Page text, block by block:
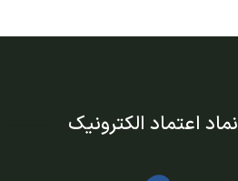
نماد اعتماد الکترونیک